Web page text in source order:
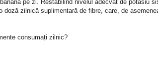
pe zi. Restabilind nivelul adecvat de potasiu
doză zilnică suplimentară de fibre, care, de
consumați zilnic?